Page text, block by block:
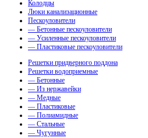
Колодцы
Люки канализационные
Пескоуловители
— Бетонные пескоуловители
— Усиленные пескоуловители
— Пластиковые пескоуловители
Решетки придверного поддона
Решетки водоприемные
— Бетонные
— Из нержавейки
— Медные
— Пластиковые
— Полиамидные
— Стальные
— Чугунные